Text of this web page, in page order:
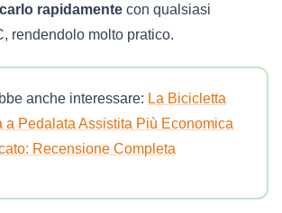
rapidamente con qualsiasi
rendendolo molto pratico.
anche interessare: La Bicicletta
a Pedalata Assistita Più Economica
Recensione Completa